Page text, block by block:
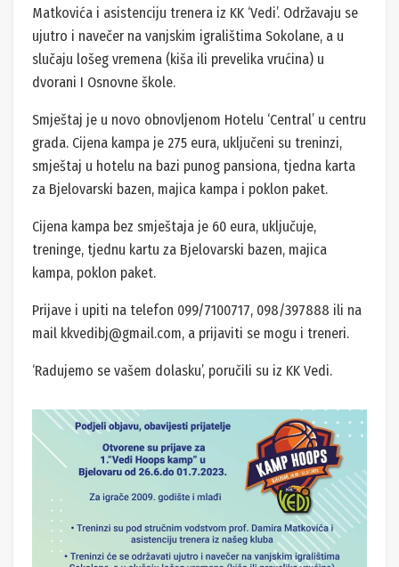
Matkovića i asistenciju trenera iz KK ‘Vedi’. Održavaju se
ujutro i navečer na vanjskim igralištima Sokolane, a u
slučaju lošeg vremena (kiša ili prevelika vrućina) u
dvorani I Osnovne škole.
Smještaj je u novo obnovljenom Hotelu ‘Central’ u centru
grada. Cijena kampa je 275 eura, uključeni su treninzi,
smještaj u hotelu na bazi punog pansiona, tjedna karta
za Bjelovarski bazen, majica kampa i poklon paket.
Cijena kampa bez smještaja je 60 eura, uključuje,
treninge, tjednu kartu za Bjelovarski bazen, majica
kampa, poklon paket.
Prijave i upiti na telefon 099/7100717, 098/397888 ili na
mail kkvedibj@gmail.com, a prijaviti se mogu i treneri.
‘Radujemo se vašem dolasku’, poručili su iz KK Vedi.